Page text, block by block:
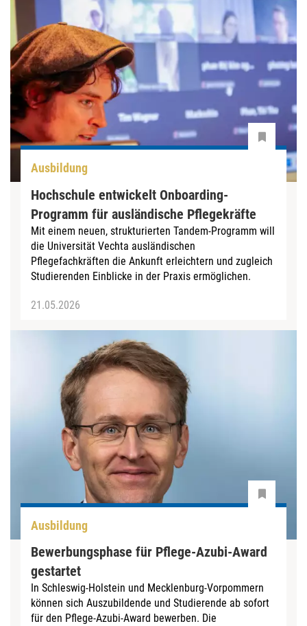
Ausbildung
Hochschule entwickelt Onboarding-
Programm für ausländische Pflegekräfte
Mit einem neuen, strukturierten Tandem-Programm will
die Universität Vechta ausländischen
Pflegefachkräften die Ankunft erleichtern und zugleich
Studierenden Einblicke in der Praxis ermöglichen.
21.05.2026
Ausbildung
Bewerbungsphase für Pflege-Azubi-Award
gestartet
In Schleswig-Holstein und Mecklenburg-Vorpommern
können sich Auszubildende und Studierende ab sofort
für den Pflege-Azubi-Award bewerben. Die